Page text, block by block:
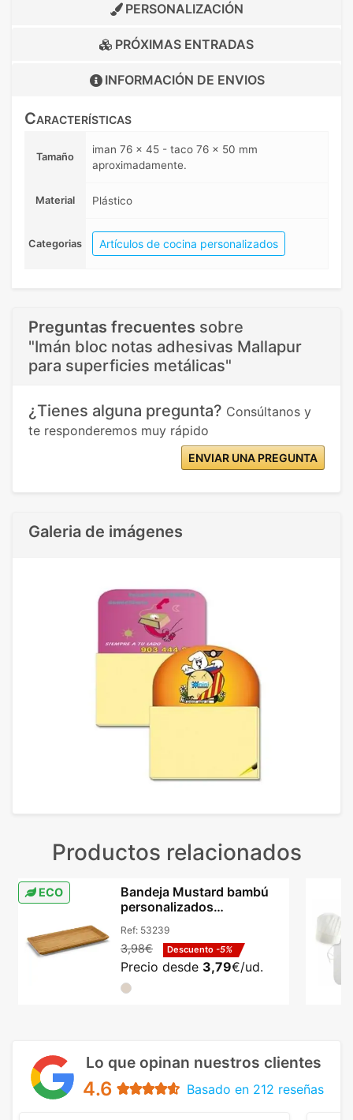
PERSONALIZACIÓN
PRÓXIMAS ENTRADAS
INFORMACIÓN DE ENVIOS
Características
Tamaño
iman 76 x 45 - taco 76 x 50 mm
aproximadamente.
Material Plástico
Categorias Artículos de cocina personalizados
Preguntas frecuentes sobre
"Imán bloc notas adhesivas Mallapur
para superficies metálicas"
¿Tienes alguna pregunta? Consúltanos y
te responderemos muy rápido
ENVIAR UNA PREGUNTA
Galeria de imágenes
Productos relacionados
ECO
Bandeja Mustard bambú
personalizados
natural
Ref: 53239
3,98€ Descuento -5%
Precio desde 3,79€/ud.
Lo que opinan nuestros clientes
4.6 Basado en 212 reseñas